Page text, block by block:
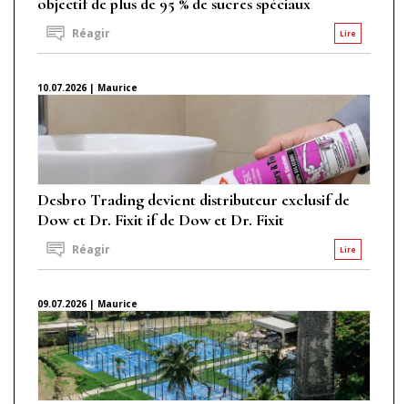
Lire
Réagir
10.07.2026 | Maurice
Desbro Trading devient distributeur exclusif de
Dow et Dr. Fixit if de Dow et Dr. Fixit
Lire
Réagir
09.07.2026 | Maurice